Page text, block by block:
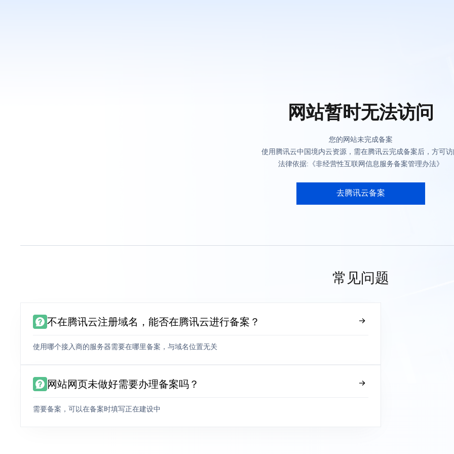
网站暂时无法访问
您的网站未完成备案
使用腾讯云中国境内云资源，需在腾讯云完成备案后，方可
法律依据:《非经营性互联网信息服务备案管理办法》
去腾讯云备案
常见问题
不在腾讯云注册域名，能否在腾讯云进行备案？
使用哪个接入商的服务器需要在哪里备案，与域名位置无关
网站网页未做好需要办理备案吗？
需要备案，可以在备案时填写正在建设中